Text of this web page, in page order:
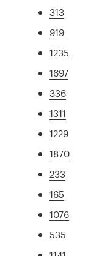
313
919
1235
1697
336
1311
1229
1870
233
165
1076
535